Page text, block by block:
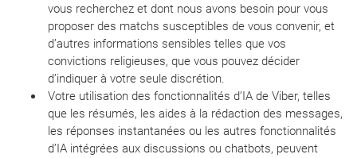
vous recherchez et dont nous avons besoin pour vous
proposer des matchs susceptibles de vous convenir, et
d’autres informations sensibles telles que vos
convictions religieuses, que vous pouvez décider
d’indiquer à votre seule discrétion.
Votre utilisation des fonctionnalités d’IA de Viber, telles
que les résumés, les aides à la rédaction des messages,
les réponses instantanées ou les autres fonctionnalités
d’IA intégrées aux discussions ou chatbots, peuvent